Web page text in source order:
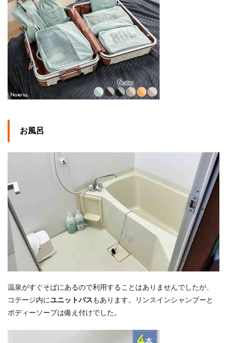
お風呂
温泉がすぐそばにあるので利用することはありませんでしたが、
コテージ内にユニットバス もあります。リンスインシャンプーと
ボディーソープは備え付けでした。